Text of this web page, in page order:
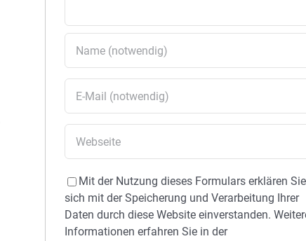
Mit der Nutzung dieses Formulars erklären Sie
sich mit der Speicherung und Verarbeitung Ihrer
Daten durch diese Website einverstanden.
Informationen erfahren Sie in der